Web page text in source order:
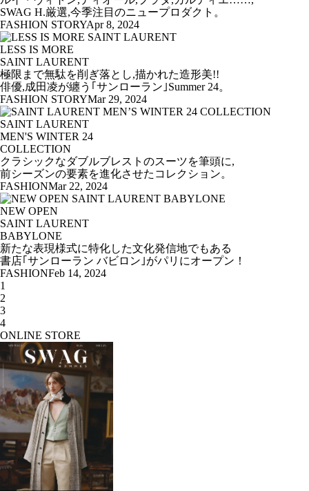
SWAG H.厳選,今季注目のニュープロダクト。
FASHION STORYApr 8, 2024
LESS IS MORE
SAINT LAURENT
極限まで無駄を削ぎ落とし,描かれた造形美!!
俳優,成田凌が纏う｢サンローラン｣Summer 24。
FASHION STORYMar 29, 2024
SAINT LAURENT
MEN'S WINTER 24
COLLECTION
クラシックなダブルブレストのスーツを筆頭に,
前シーズンの要素を進化させたコレクション。
FASHIONMar 22, 2024
NEW OPEN
SAINT LAURENT
BABYLONE
新たな表現様式に特化した文化発信地でもある
書店｢サンローラン バビロン｣がパリにオープン！
FASHIONFeb 14, 2024
1
2
3
4
ONLINE STORE